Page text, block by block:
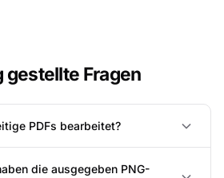
gestellte Fragen
PDFs bearbeitet?
die ausgegeben PNG-